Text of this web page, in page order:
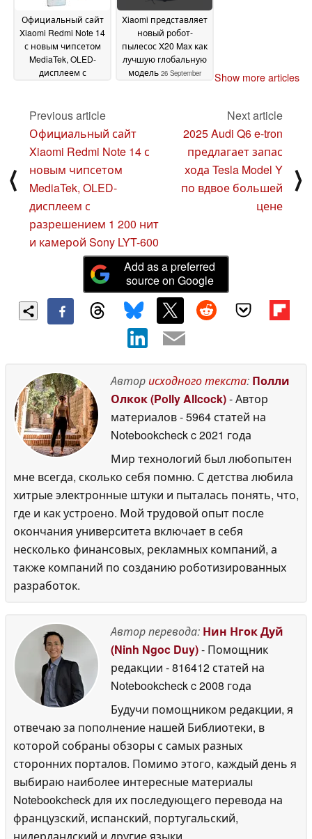
Официальный сайт
Xiaomi Redmi Note 14
с новым чипсетом
MediaTek, OLED-
дисплеем с
LYT-60026 September
Xiaomi представляет
новый робот-
пылесос X20 Max как
лучшую глобальную
модель 26 September
Show more articles
⟨
Previous article
Официальный сайт
Xiaomi Redmi Note 14 с
новым чипсетом
MediaTek, OLED-
дисплеем с
разрешением 1 200 нит
и камерой Sony LYT-600
Next article
2025 Audi Q6 e-tron
предлагает запас
хода Tesla Model Y
по вдвое большей
цене
⟩
Add as a preferred
source on Google
Авторисходного текста: Полли
Олкок (Polly Allcock)- Автор
материалов- 5964 статей на
Notebookcheckc 2021 года
Мир технологий был любопытен
мне всегда, сколько себя помню. С детства любила
хитрые электронные штуки и пыталась понять, что,
где и как устроено. Мой трудовой опыт после
окончания университета включает в себя
несколько финансовых, рекламных компаний, а
также компаний по созданию роботизированных
разработок.
Автор перевода: Нин Нгок Дуй
(Ninh Ngoc Duy)- Помощник
редакции - 816412 статей на
Notebookcheckc 2008 года
Будучи помощником редакции, я
отвечаю за пополнение нашей Библиотеки, в
которой собраны обзоры с самых разных
сторонних порталов. Помимо этого, каждый день я
выбираю наиболее интересные материалы
Notebookcheck для их последующего перевода на
французский, испанский, португальский,
нидерландский и другие языки.